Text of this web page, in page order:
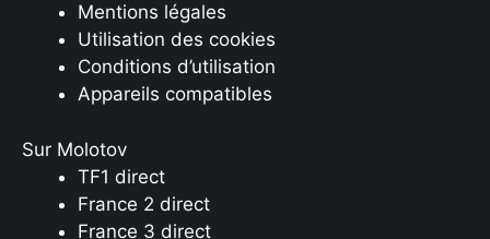
Mentions légales
Utilisation des cookies
Conditions d’utilisation
Appareils compatibles
Sur Molotov
TF1 direct
France 2 direct
France 3 direct